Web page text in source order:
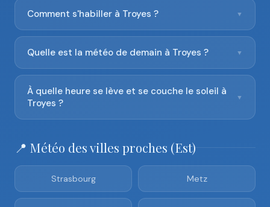
Comment s'habiller à Troyes ? ▼
Quelle est la météo de demain à Troyes ? ▼
À quelle heure se lève et se couche le soleil à
Troyes ?
▼
📍 Météo des villes proches (Est)
Strasbourg Metz